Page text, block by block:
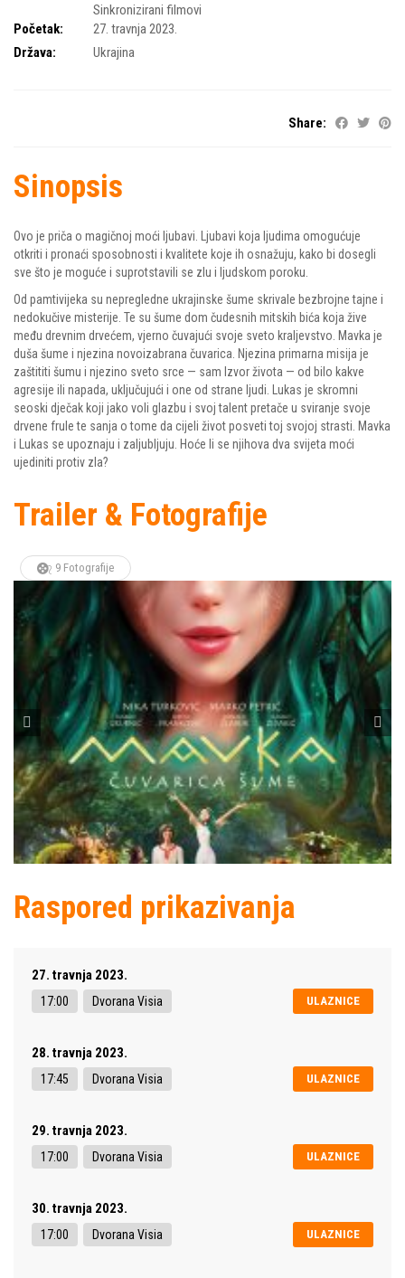
Sinkronizirani filmovi
Početak:
27. travnja 2023.
Država:
Ukrajina
Share:
Sinopsis
Ovo je priča o magičnoj moći ljubavi. Ljubavi koja ljudima omogućuje
otkriti i pronaći sposobnosti i kvalitete koje ih osnažuju, kako bi dosegli
sve što je moguće i suprotstavili se zlu i ljudskom poroku.
Od pamtivijeka su nepregledne ukrajinske šume skrivale bezbrojne tajne i
nedokučive misterije. Te su šume dom čudesnih mitskih bića koja žive
među drevnim drvećem, vjerno čuvajući svoje sveto kraljevstvo. Mavka je
duša šume i njezina novoizabrana čuvarica. Njezina primarna misija je
zaštititi šumu i njezino sveto srce — sam Izvor života — od bilo kakve
agresije ili napada, uključujući i one od strane ljudi. Lukas je skromni
seoski dječak koji jako voli glazbu i svoj talent pretače u sviranje svoje
drvene frule te sanja o tome da cijeli život posveti toj svojoj strasti. Mavka
i Lukas se upoznaju i zaljubljuju. Hoće li se njihova dva svijeta moći
ujediniti protiv zla?
Trailer & Fotografije
9 Fotografije
Raspored prikazivanja
27. travnja 2023.
ULAZNICE
17:00 Dvorana Visia
28. travnja 2023.
ULAZNICE
17:45 Dvorana Visia
29. travnja 2023.
ULAZNICE
17:00 Dvorana Visia
30. travnja 2023.
ULAZNICE
17:00 Dvorana Visia